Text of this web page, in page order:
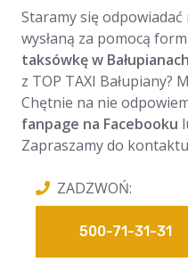
Staramy się
wysłaną za pomocą
taksówkę w Bałupianach
z TOP TAXI Bałupiany?
Chętnie na nie
fanpage na Facebooku
Zapraszamy do
ZADZWOŃ:
500-71-31-31